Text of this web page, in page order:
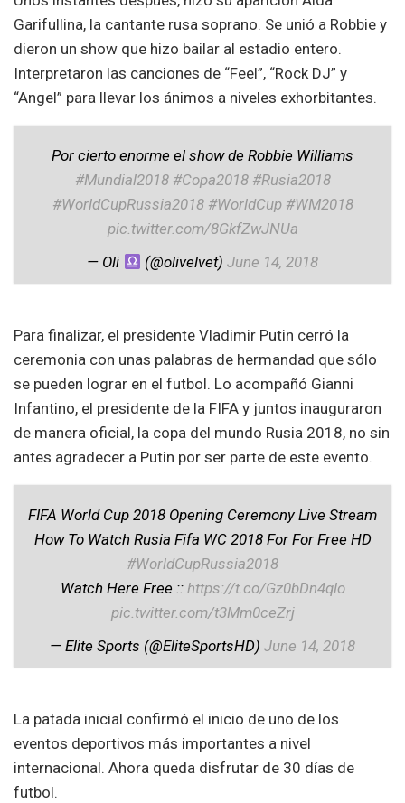
Garifullina, la cantante rusa soprano. Se unió a Robbie y
dieron un show que hizo bailar al estadio entero.
Interpretaron las canciones de “Feel”, “Rock DJ” y
“Angel” para llevar los ánimos a niveles exhorbitantes.
Por cierto enorme el show de Robbie Williams
#Mundial2018 #Copa2018 #Rusia2018
#WorldCupRussia2018 #WorldCup #WM2018
pic.twitter.com/8GkfZwJNUa
— Oli
(@olivelvet) June 14, 2018
Para finalizar, el presidente Vladimir Putin cerró la
ceremonia con unas palabras de hermandad que sólo
se pueden lograr en el futbol. Lo acompañó Gianni
Infantino, el presidente de la FIFA y juntos inauguraron
de manera oficial, la copa del mundo Rusia 2018, no sin
antes agradecer a Putin por ser parte de este evento.
FIFA World Cup 2018 Opening Ceremony Live Stream
How To Watch Rusia Fifa WC 2018 For For Free HD
#WorldCupRussia2018
Watch Here Free :: https://t.co/Gz0bDn4qlo
pic.twitter.com/t3Mm0ceZrj
— Elite Sports (@EliteSportsHD) June 14, 2018
La patada inicial confirmó el inicio de uno de los
eventos deportivos más importantes a nivel
internacional. Ahora queda disfrutar de 30 días de
futbol.